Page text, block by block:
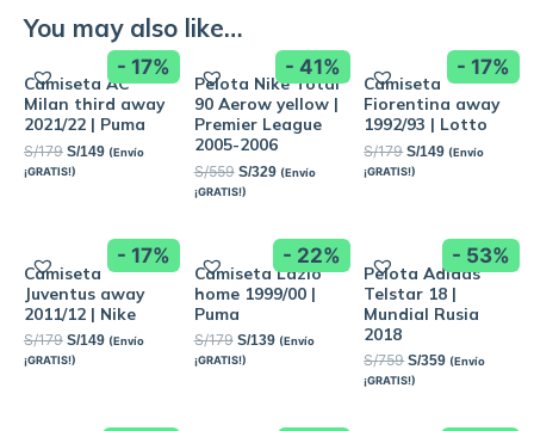
You may also like…
- 17%
Camiseta AC
Milan third away
2021/22 | Puma
S/179 S/149 (Envío
¡GRATIS!)
- 41%
Pelota Nike Total
90 Aerow yellow |
Premier League
2005-2006
S/559 S/329 (Envío
¡GRATIS!)
- 17%
Camiseta
Fiorentina away
1992/93 | Lotto
S/179 S/149 (Envío
¡GRATIS!)
- 17%
Camiseta
Juventus away
2011/12 | Nike
S/179 S/149 (Envío
¡GRATIS!)
- 22%
Camiseta Lazio
home 1999/00 |
Puma
S/179 S/139 (Envío
¡GRATIS!)
- 53%
Pelota Adidas
Telstar 18 |
Mundial Rusia
2018
S/759 S/359 (Envío
¡GRATIS!)